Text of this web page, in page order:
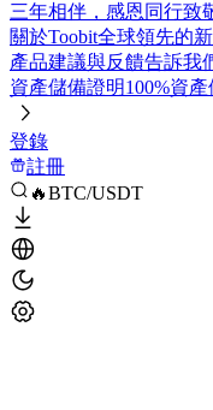
三年相伴，感恩同行致
關於Toobit全球領先的
產品建議與反饋告訴我
資產儲備證明100%資
登錄
註冊
🔥BTC/USDT